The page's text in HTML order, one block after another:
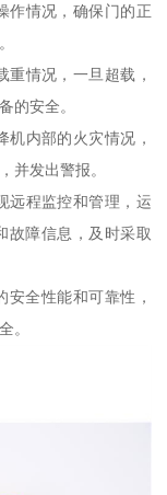
作情况，确保门的正
情况，一旦超载，
的安全。
内部的火灾情况，
并发出警报。
远程监控和管理，运
故障信息，及时采取
全性能和可靠性，
。